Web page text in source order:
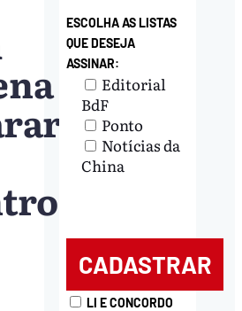
ESCOLHA AS LISTAS
QUE DESEJA
ASSINAR:
Editorial
BdF
Ponto
Notícias da
China
LI E CONCORDO